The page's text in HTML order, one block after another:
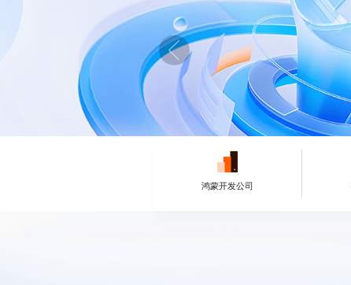
鸿蒙开发公司